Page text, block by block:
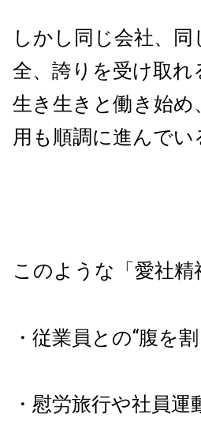
しかし同じ会社、
全、誇りを受け取
生き生きと働き始
用も順調に進んでい
このような「愛社精
・従業員との“腹を
・慰労旅行や社員運